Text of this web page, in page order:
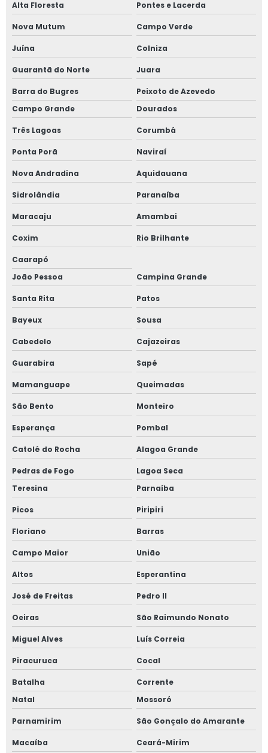
Alta Floresta Pontes e Lacerda
Nova Mutum Campo Verde
Juína Colniza
Guarantã do Norte Juara
Barra do Bugres
Peixoto de Azevedo
Campo Grande
Dourados
Três Lagoas Corumbá
Ponta Porã Naviraí
Nova Andradina Aquidauana
Sidrolândia Paranaíba
Maracaju Amambai
Coxim Rio Brilhante
Caarapó
João Pessoa
Campina Grande
Santa Rita Patos
Bayeux Sousa
Cabedelo Cajazeiras
Guarabira Sapé
Mamanguape Queimadas
São Bento Monteiro
Esperança Pombal
Catolé do Rocha Alagoa Grande
Pedras de Fogo
Lagoa Seca
Teresina
Parnaíba
Picos Piripiri
Floriano Barras
Campo Maior União
Altos Esperantina
José de Freitas Pedro II
Oeiras São Raimundo Nonato
Miguel Alves Luís Correia
Piracuruca Cocal
Batalha
Corrente
Natal
Mossoró
Parnamirim São Gonçalo do Amarante
Macaíba Ceará-Mirim